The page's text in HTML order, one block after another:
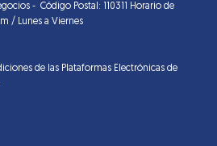
- Código Postal: 110311 Horario de
/ Lunes a Viernes
de las Plataformas Electrónicas de